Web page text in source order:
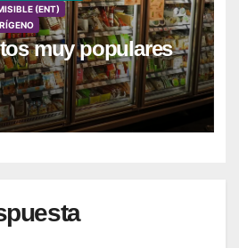
(ENT)
muy populares